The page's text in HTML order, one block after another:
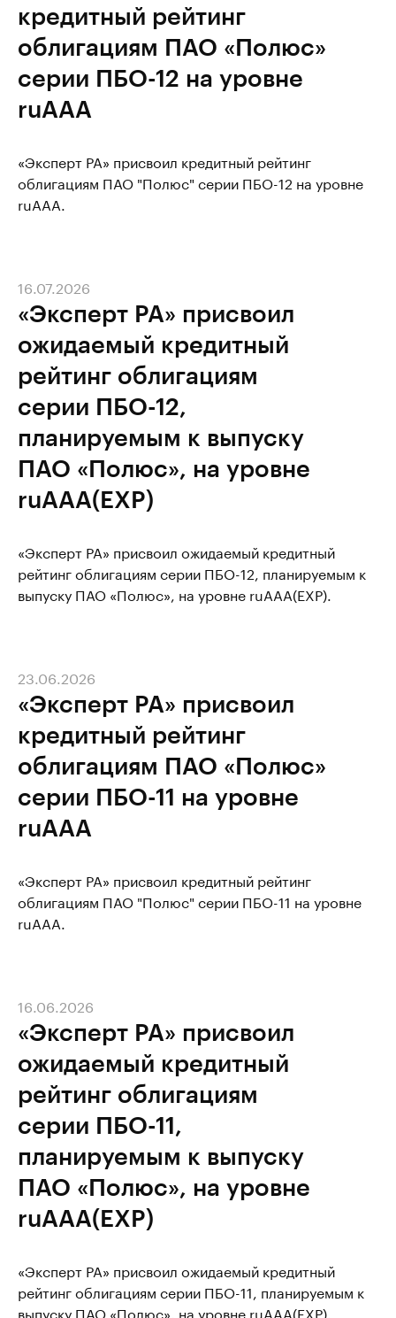
кредитный рейтинг
облигациям ПАО «Полюс»
серии ПБО-12 на уровне
ruAAA
«Эксперт РА» присвоил кредитный рейтинг
облигациям ПАО "Полюс" серии ПБО-12 на уровне
ruAAA.
«Эксперт РА» присвоил
ожидаемый кредитный
рейтинг облигациям
серии ПБО-12,
планируемым к выпуску
ПАО «Полюс», на уровне
ruAAA(EXP)
16.07.2026
«Эксперт РА» присвоил ожидаемый кредитный
рейтинг облигациям серии ПБО-12, планируемым к
выпуску ПАО «Полюс», на уровне ruAAA(EXP).
«Эксперт РА» присвоил
кредитный рейтинг
облигациям ПАО «Полюс»
серии ПБО-11 на уровне
ruAAA
23.06.2026
«Эксперт РА» присвоил кредитный рейтинг
облигациям ПАО "Полюс" серии ПБО-11 на уровне
ruAAA.
«Эксперт РА» присвоил
ожидаемый кредитный
рейтинг облигациям
серии ПБО-11,
планируемым к выпуску
ПАО «Полюс», на уровне
ruAAA(EXP)
16.06.2026
«Эксперт РА» присвоил ожидаемый кредитный
рейтинг облигациям серии ПБО-11, планируемым к
выпуску ПАО «Полюс», на уровне ruAAA(EXP).